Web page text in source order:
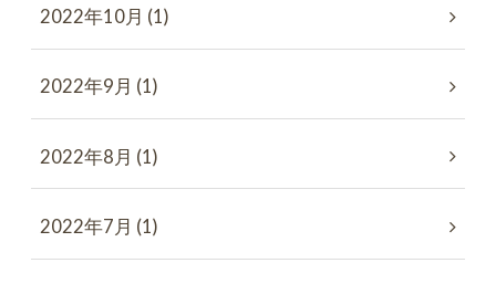
2022年10月 (1)
2022年9月 (1)
2022年8月 (1)
2022年7月 (1)